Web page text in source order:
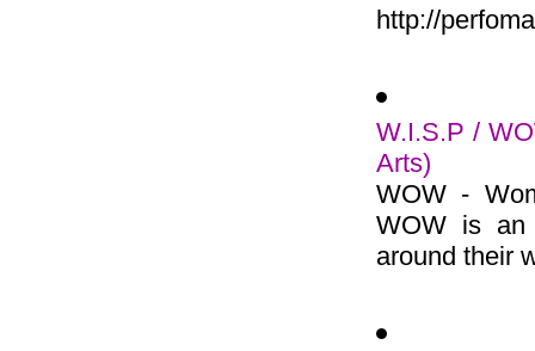
http://
W.I.S.P /
Arts)
WOW -
WOW is an
around their